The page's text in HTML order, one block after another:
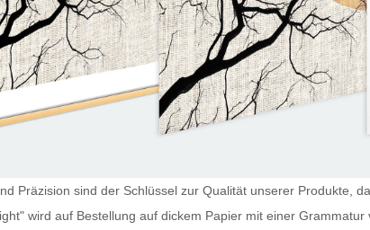
Präzision sind der Schlüssel zur Qualität unserer Produkte,
wird auf Bestellung auf dickem Papier mit einer